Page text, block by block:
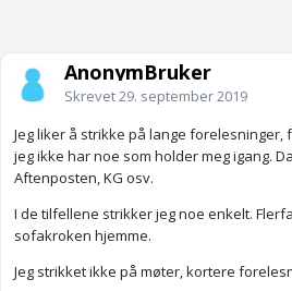
AnonymBruker
Skrevet29. september 2019
Jeg liker å strikke på lange forelesninger,
jeg ikke har noe som holder meg igang.
Aftenposten, KG osv.
I de tilfellene strikker jeg noe enkelt.
sofakroken hjemme.
Jeg strikket ikke på møter, kortere